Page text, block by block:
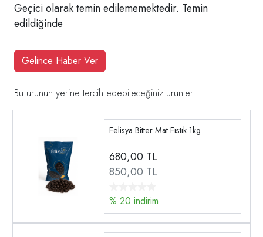
Geçici olarak temin edilememektedir. Temin
edildiğinde
Gelince Haber Ver
Bu ürünün yerine tercih edebileceğiniz ürünler
Felisya Bitter Mat Fıstık 1kg
680,00 TL
850,00 TL
% 20 indirim